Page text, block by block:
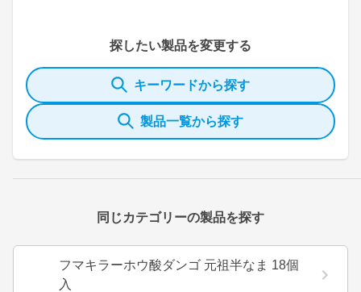
探したい製品を変更する
キーワードから探す
製品一覧から探す
同じカテゴリーの製品を探す
フマキラーホウ酸ダンゴ 元祖半なま 18個
入